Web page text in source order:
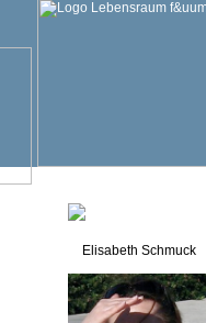
Elisabeth Schmuck